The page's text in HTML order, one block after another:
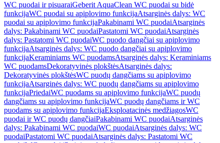
WC puodai ir pisuaraiGeberit AquaClean WC puodai su bidė
funkcijaWC puodai su apiplovimo funkcijaAtsarginės dalys: WC
puodai su apiplovimo funkcijaPakabinami WC puodaiAtsarginės
dalys: Pakabinami WC puodaiPastatomi WC puodaiAtsarginės
dalys: Pastatomi WC puodaiWC puodo dangčiai su apiplovimo
funkcijaAtsarginės dalys: WC puodo dangčiai su apiplovimo
funkcijaKeraminiams WC puodamsAtsarginės dalys: Keraminiams
WC puodamsDekoratyvinės plokštėsAtsarginės dalys:
Dekoratyvinės plokštėsWC puodų dangčiams su apiplovimo
funkcijaAtsarginės dalys: WC puodų dangčiams su apiplovimo
funkcijaPriedaiWC puodams su apiplovimo funkcijaWC puodų
dangčiams su apiplovimo funkcijaWC puodų dangčiams ir WC
puodams su apiplovimo funkcijaEksploatacinės medžiagosWC
puodai ir WC puodų dangčiaiPakabinami WC puodaiAtsarginės
dalys: Pakabinami WC puodaiWC puodaiAtsarginės dalys: WC
puodaiPastatomi WC puodaiAtsarginės dalys: Pastatomi WC